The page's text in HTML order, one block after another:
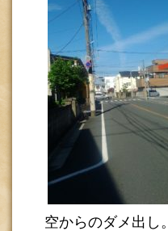
空からのダメ出し。